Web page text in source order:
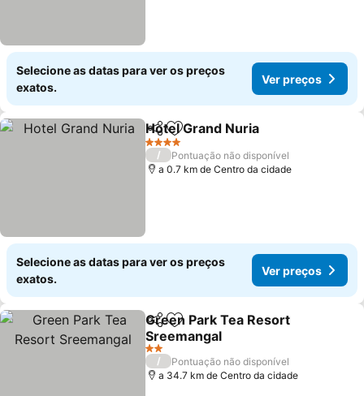
Selecione as datas para ver os preços
exatos.
Ver preços
PartilharAdicionar aos favoritos
Hotel Grand Nuria
4 Estrelas
/
Pontuação não disponível
a 0.7 km de Centro da cidade
Selecione as datas para ver os preços
exatos.
Ver preços
PartilharAdicionar aos favoritos
Green Park Tea Resort
Sreemangal
Ver preços
2 Estrelas
/
Pontuação não disponível
a 34.7 km de Centro da cidade